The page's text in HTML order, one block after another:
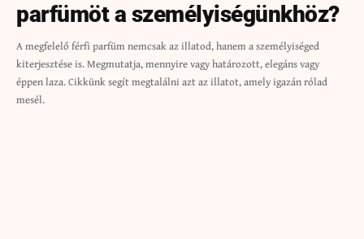
parfümöt a személyiségünkhöz?
A megfelelő férfi parfüm nemcsak az illatod, hanem a személyiséged
kiterjesztése is. Megmutatja, mennyire vagy határozott, elegáns vagy
éppen laza. Cikkünk segít megtalálni azt az illatot, amely igazán rólad
mesél.